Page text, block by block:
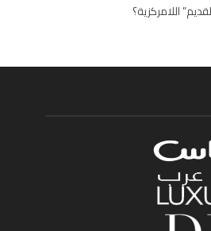
اللامركزية؟